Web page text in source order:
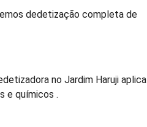
dedetização completa de
no Jardim Haruji aplica
e químicos .